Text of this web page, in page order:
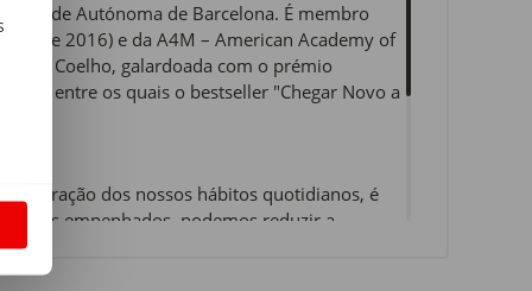
Autónoma de Barcelona. É membro
2016) e da A4M – American Academy of
Coelho, galardoada com o prémio
entre os quais o bestseller "Chegar Novo a
alteração dos nossos hábitos quotidianos, é
mas empenhados, podemos reduzir a
bem como impedir o aparecimento de
e hormonas, instituir a prática de